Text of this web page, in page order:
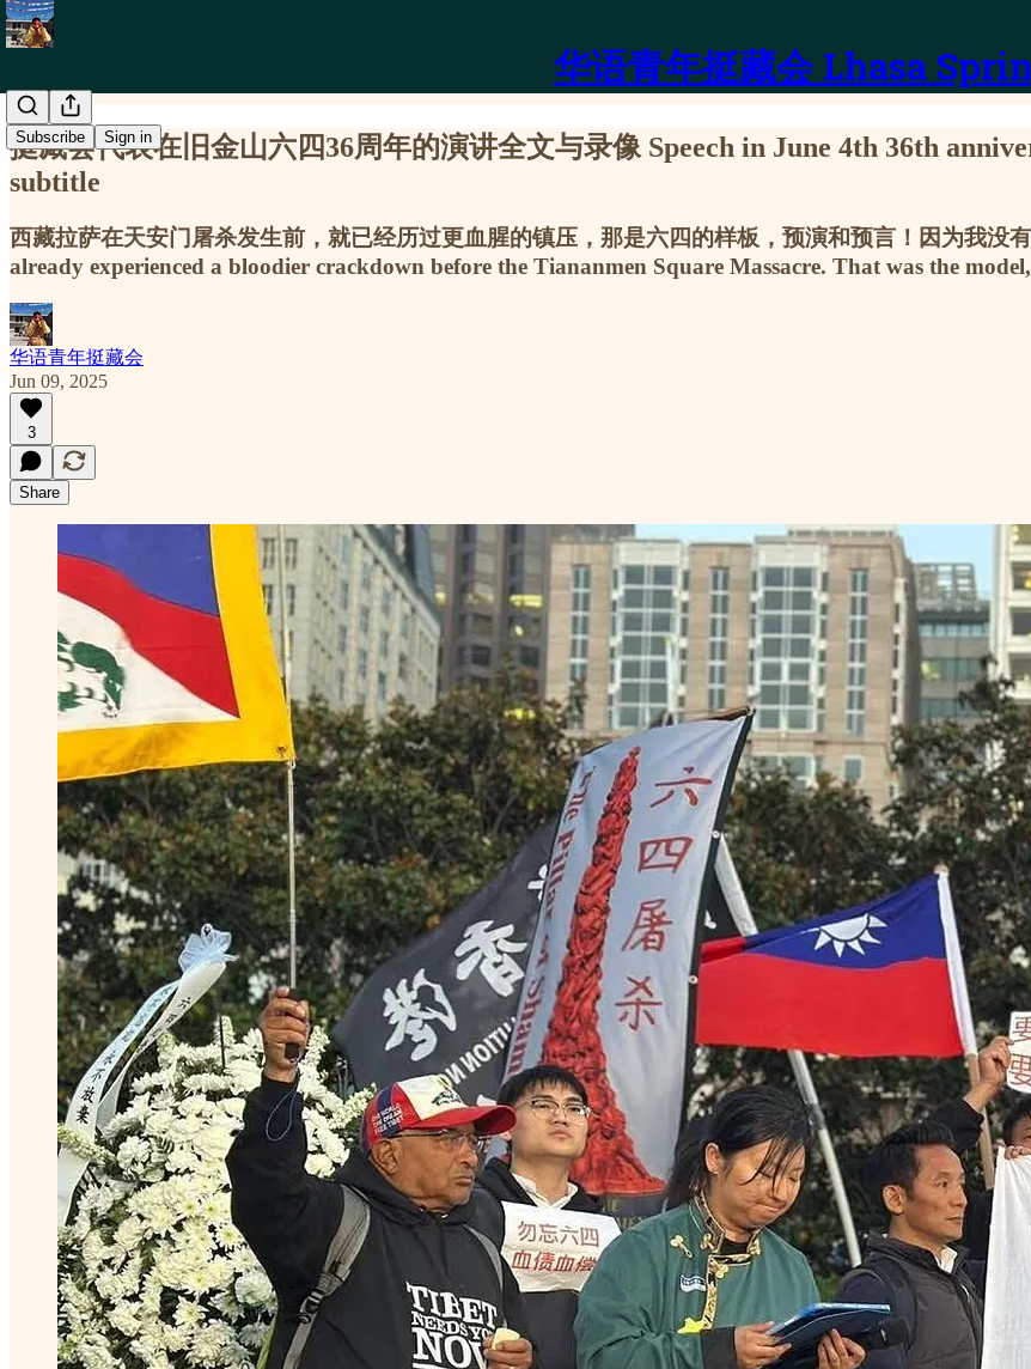
华语青年挺藏会 Lhasa
Subscribe Sign in
挺藏会代表在旧金山六四36周年的演讲全文与录像 Speech in June 4th 36th
subtitle
西藏拉萨在天安门屠杀发生前，就已经历过更血腥的镇压，那是六四的样板，预演和预言！因为我没
already experienced a bloodier crackdown before the Tiananmen Square Massacre. That was the
华语青年挺藏会
Jun 09, 2025
3
Share